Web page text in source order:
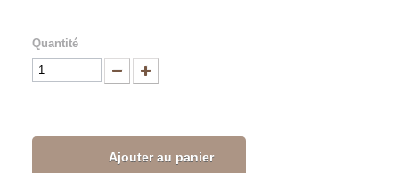
Quantité
Ajouter au panier